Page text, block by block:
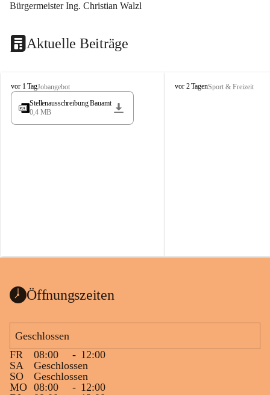
Bürgermeister Ing. Christian Walzl
Aktuelle Beiträge
S
t
s
vor 1 TagJobangebot
Stellenausschreibung Bauamt
0,4 MB
S
vor 2 TagenSport & Freizeit
Öffnungszeiten
Geschlossen
FR
08:00 - 12:00
SA
Geschlossen
SO
Geschlossen
MO 08:00 - 12:00